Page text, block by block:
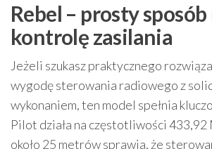
Rebel – prosty sposób
kontrolę zasilania
Jeżeli szukasz praktycznego
wygodę sterowania radiowego z
wykonaniem, ten model spełnia
Pilot działa na częstotliwości 433,92
około 25 metrów sprawia, że